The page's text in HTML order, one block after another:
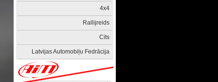
4x4
Rallijreids
Cits
Latvijas Automobiļu Fedrācija